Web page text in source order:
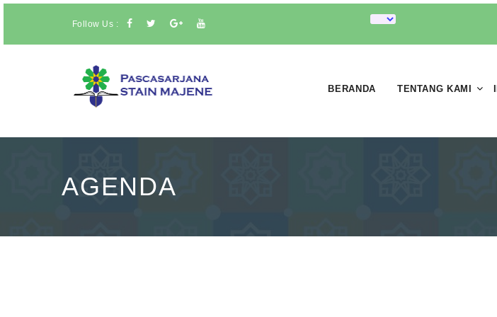
Follow Us :
BERANDA TENTANG KAMI
AGENDA